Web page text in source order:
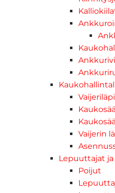
Vaijerin
Lepuuttajat
Poijut